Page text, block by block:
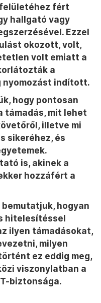
fért
hallgató vagy
Ezzel
okozott, volt,
volt emiatt a
a
nyomozást indított.
hogy pontosan
támadás, mit lehet
illetve mi
sikeréhez, és
is, akinek a
hozzáfért a
hogyan
hitelesítéssel
ilyen támadásokat,
milyen
ez eddig meg,
viszonylatban a
biztonsága.